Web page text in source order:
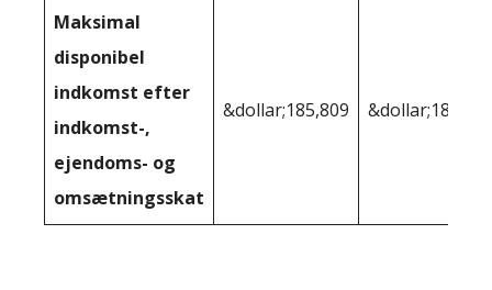
Maksimal
disponibel
indkomst efter
indkomst-,
ejendoms- og
omsætningsskat
&dollar;185,809